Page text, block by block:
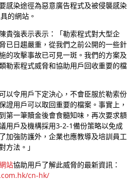
感染途徑為惡意廣告程式及被侵襲感染
的網站。
貴強表示表示：「勒索程式對大型企
已日趨嚴重，從我們之前公開的一些針
的攻擊事故已可見一斑。我們的方案及
勒索程式威脅和協助用戶回收重要的檔
以令用戶下定決心，不會臣服於勒索份
證用戶可以取回重要的檔案。事實上，
第一筆贖金後會食髓知味，再次要求額
用戶及機構採用3-2-1備份策略以免成
加強防護外，企業也應教導及培訓員工
方法。」
站協助用戶了解此威脅的最新資訊：
cn-hk/